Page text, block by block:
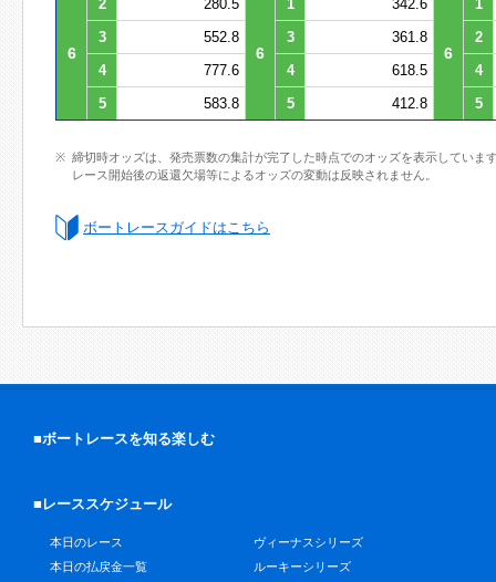
6
2 280.5
6
1 342.6
6
1
3
552.8 3 361.8
2
4
777.6 4 618.5
4
5
583.8 5 412.8 5
締切時オッズは、発売票数の集計が完了した時点でのオッズを表示していま
レース開始後の返還欠場等によるオッズの変動は反映されません。
ボートレースガイドはこちら
■ボートレースを知る楽しむ
■レーススケジュール
本日のレース
本日の払戻金一覧
ヴィーナスシリーズ
ルーキーシリーズ